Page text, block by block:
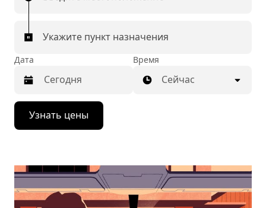
Укажите пункт назначения
Дата
Нажмите
стрелку
вниз,
календарю
выбрать
дату.
Время
Сейчас
Узнать цены